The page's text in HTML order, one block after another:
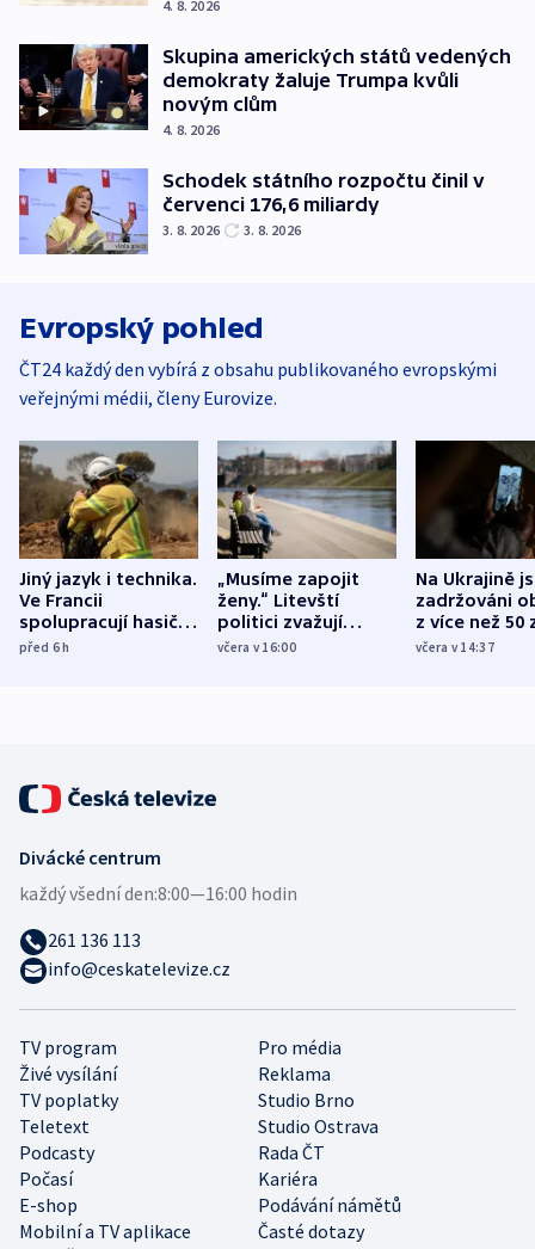
4. 8. 2026
Skupina amerických států vedených
demokraty žaluje Trumpa kvůli
novým clům
4. 8. 2026
Schodek státního rozpočtu činil v
červenci 176,6 miliardy
3. 8. 2026 3. 8. 2026
Evropský pohled
ČT24 každý den vybírá z obsahu publikovaného evropskými
veřejnými médii, členy Eurovize.
Jiný jazyk i technika.
Ve Francii
spolupracují hasiči z
různých zemí
před 6h
„Musíme zapojit
ženy.“ Litevští
politici zvažují
dohodu o
včera v 16:00
Na Ukrajině
zadržováni
z více než 50
Bojovali na
včera v 14:37
TV program
Pro média
Živé vysílání
Reklama
TV poplatky
Studio Brno
Teletext
Studio Ostrava
Podcasty
Rada ČT
Počasí
Kariéra
E-shop
Podávání námětů
Mobilní a TV aplikace
Časté dotazy
Divácké centrum
každý všední den:8:00—16:00 hodin
261 136 113
info@ceskatelevize.cz